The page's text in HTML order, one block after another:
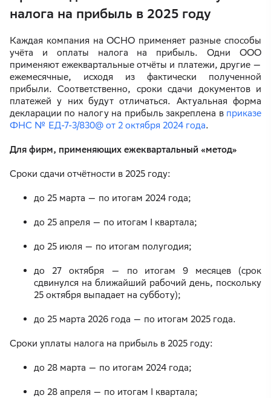
налога на прибыль в 2025 году
Каждая компания на ОСНО применяет разные способы
учёта и оплаты налога на прибыль. Одни ООО
применяют ежеквартальные отчёты и платежи, другие —
ежемесячные, исходя из фактически полученной
прибыли. Соответственно, сроки сдачи документов и
платежей у них будут отличаться. Актуальная форма
декларации по налогу на прибыль закреплена в приказе
ФНС № ЕД-7-3/830@ от 2 октября 2024 года.
Для фирм, применяющих ежеквартальный «метод»
Сроки сдачи отчётности в 2025 году:
до 25 марта — по итогам 2024 года;
до 25 апреля — по итогам I квартала;
до 25 июля — по итогам полугодия;
до 27 октября — по итогам 9 месяцев (срок
сдвинулся на ближайший рабочий день, поскольку
25 октября выпадает на субботу);
до 25 марта 2026 года — по итогам 2025 года.
Сроки уплаты налога на прибыль в 2025 году:
до 28 марта — по итогам 2024 года;
до 28 апреля — по итогам I квартала;